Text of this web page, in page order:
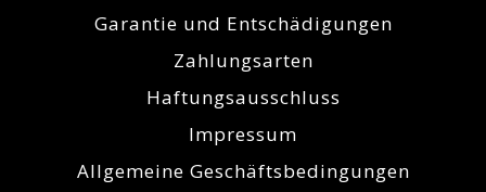
Garantie und Entschädigungen
Zahlungsarten
Haftungsausschluss
Impressum
Allgemeine Geschäftsbedingungen